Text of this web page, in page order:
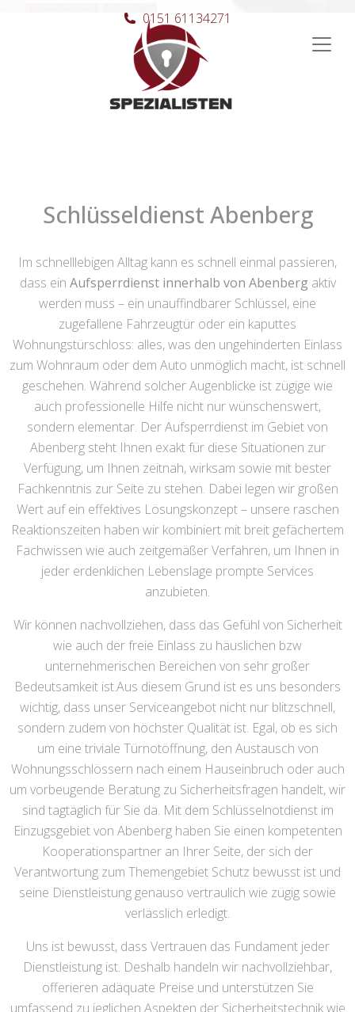
Hauptnavigation
0151 61134271
Schlüsseldienst Abenberg
Im schnelllebigen Alltag kann es schnell einmal passieren,
dass ein Aufsperrdienst innerhalb von Abenberg aktiv
werden muss – ein unauffindbarer Schlüssel, eine
zugefallene Fahrzeugtür oder ein kaputtes
Wohnungstürschloss: alles, was den ungehinderten Einlass
zum Wohnraum oder dem Auto unmöglich macht, ist schnell
geschehen. Während solcher Augenblicke ist zügige wie
auch professionelle Hilfe nicht nur wünschenswert,
sondern elementar. Der Aufsperrdienst im Gebiet von
Abenberg steht Ihnen exakt für diese Situationen zur
Verfügung, um Ihnen zeitnah, wirksam sowie mit bester
Fachkenntnis zur Seite zu stehen. Dabei legen wir großen
Wert auf ein effektives Lösungskonzept – unsere raschen
Reaktionszeiten haben wir kombiniert mit breit gefächertem
Fachwissen wie auch zeitgemäßer Verfahren, um Ihnen in
jeder erdenklichen Lebenslage prompte Services
anzubieten.
Wir können nachvollziehen, dass das Gefühl von Sicherheit
wie auch der freie Einlass zu häuslichen bzw
unternehmerischen Bereichen von sehr großer
Bedeutsamkeit ist.Aus diesem Grund ist es uns besonders
wichtig, dass unser Serviceangebot nicht nur blitzschnell,
sondern zudem von höchster Qualität ist. Egal, ob es sich
um eine triviale Türnotöffnung, den Austausch von
Wohnungsschlössern nach einem Hauseinbruch oder auch
um vorbeugende Beratung zu Sicherheitsfragen handelt, wir
sind tagtäglich für Sie da. Mit dem Schlüsselnotdienst im
Einzugsgebiet von Abenberg haben Sie einen kompetenten
Kooperationspartner an Ihrer Seite, der sich der
Verantwortung zum Themengebiet Schutz bewusst ist und
seine Dienstleistung genauso vertraulich wie zügig sowie
verlässlich erledigt.
Uns ist bewusst, dass Vertrauen das Fundament jeder
Dienstleistung ist. Deshalb handeln wir nachvollziehbar,
offerieren adäquate Preise und unterstützen Sie
umfassend zu jeglichen Aspekten der Sicherheitstechnik wie